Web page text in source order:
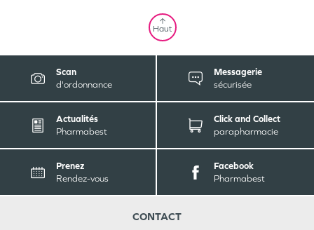
Haut
Scan
d'ordonnance
Messagerie
sécurisée
Actualités
Pharmabest
Click and Collect
parapharmacie
Prenez
Rendez-vous
Facebook
Pharmabest
CONTACT